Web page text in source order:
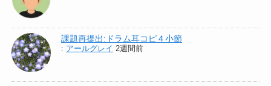
課題再提出:ドラム耳コピ４小節
: アールグレイ 2週間前